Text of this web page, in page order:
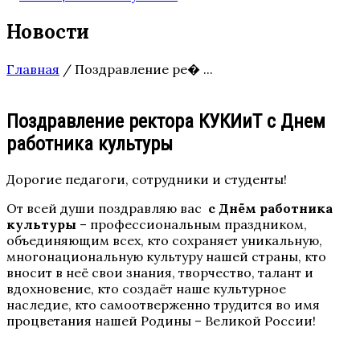
Новости
Главная / Поздравление ре� ...
Поздравление ректора КУКИиТ с Днем
работника культуры
Дорогие педагоги, сотрудники и студенты!
От всей души поздравляю вас с Днём работника
культуры – профессиональным праздником,
объединяющим всех, кто сохраняет уникальную,
многонациональную культуру нашей страны, кто
вносит в неё свои знания, творчество, талант и
вдохновение, кто создаёт наше культурное
наследие, кто самоотверженно трудится во имя
процветания нашей Родины – Великой России!